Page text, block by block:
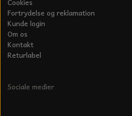
Fortrydelse og reklamation
Kunde login
Om os
Kontakt
Returlabel
Sociale medier